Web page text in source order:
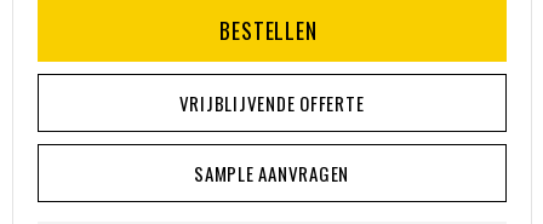
BESTELLEN
VRIJBLIJVENDE OFFERTE
SAMPLE AANVRAGEN